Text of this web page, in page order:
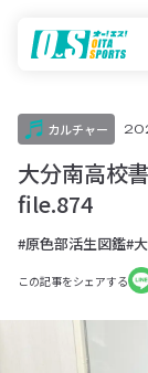
カルチャー
大分南高校
file.874
#原色部活生図鑑#
この記事をシェアする